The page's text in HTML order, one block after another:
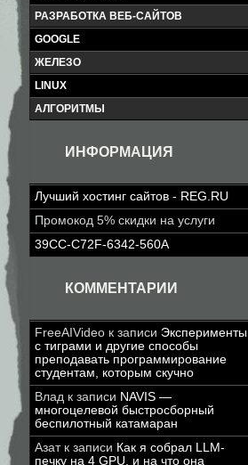
РАЗРАБОТКА ВЕБ-САЙТОВ
GOOGLE
ЖЕЛЕЗО
LINUX
АЛГОРИТМЫ
ИНФОРМАЦИЯ
Лучший хостинг сайтов - REG.RU
Промокод 5% скидки на услуги
39CC-C72F-6342-560A
КОММЕНТАРИИ
FreeAIVideo к записи Эксперименты
с тиграми и другие способы
преподавать программирование
студентам, которым скучно
Влад к записи NAVIS —
многоцелевой быстросборный
беспилотный катамаран
Азатк записи Как я собрал LLM-
печку на 4 GPU, и на что она